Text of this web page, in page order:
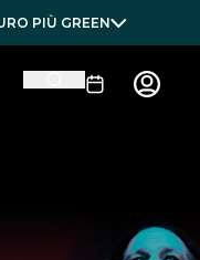
PIÙ GREEN